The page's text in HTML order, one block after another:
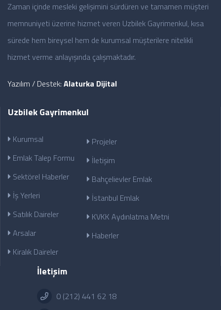
Zaman içinde mesleki gelişimini sürdüren ve tamamen müşteri
memnuniyeti üzerine hizmet veren Uzbilek Gayrimenkul, kısa
sürede hem bireysel hem de kurumsal müşterilere nitelikli
hizmet verme anlayışında çalışmaktadır.
Yazılım / Destek: Alaturka Dijital
Uzbilek Gayrimenkul
Kurumsal
Emlak Talep Formu
Sektörel Haberler
İş Yerleri
Satılık Daireler
Arsalar
Kiralık Daireler
Projeler
İletişim
Bahçelievler Emlak
İstanbul Emlak
KVKK Aydınlatma Metni
Haberler
İletişim
0 (212) 441 62 18